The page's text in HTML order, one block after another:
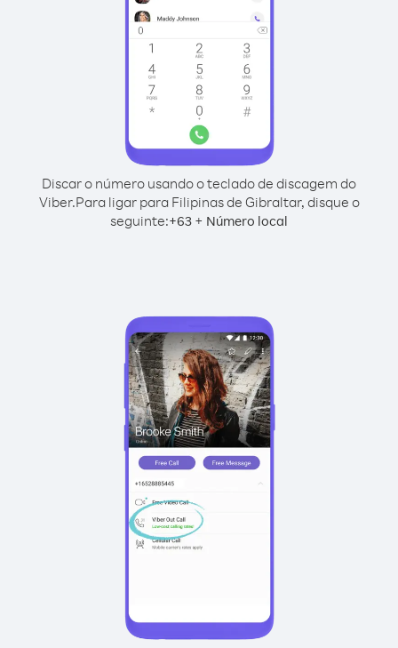
Discar o número usando o teclado de discagem do
Viber.Para ligar para Filipinas de Gibraltar, disque o
seguinte:+63 + Número local